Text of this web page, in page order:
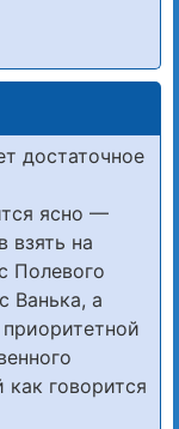
достаточное
ясно —
взять на
Полевого
Ванька, а
говорится